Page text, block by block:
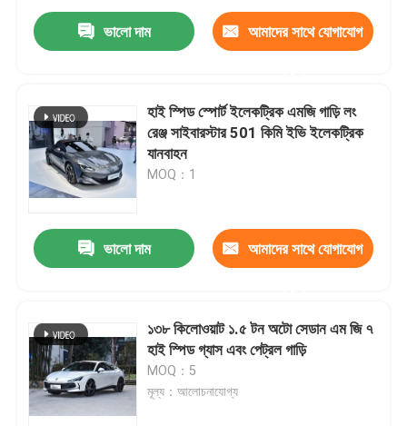
ভালো দাম আমাদের সাথে যোগাযোগ
হাই স্পিড স্পোর্ট ইলেকট্রিক এমজি গাড়ি লং
রেঞ্জ সাইবারস্টার 501 কিমি ইভি ইলেকট্রিক
যানবাহন
MOQ：1
ভালো দাম আমাদের সাথে যোগাযোগ
১৩৮ কিলোওয়াট ১.৫ টন অটো সেডান এম জি ৭
হাই স্পিড গ্যাস এবং পেট্রল গাড়ি
MOQ：5
মূল্য：আলোচনাযোগ্য